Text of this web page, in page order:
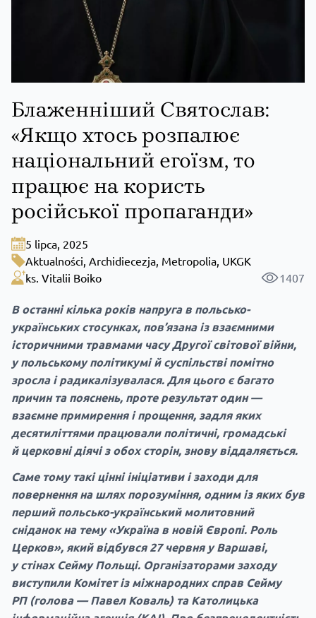
Блаженніший Святослав:
«Якщо хтось розпалює
національний егоїзм, то
працює на користь
російської пропаганди»
5 lipca, 2025
Aktualności, Archidiecezja, Metropolia, UKGK
ks. Vitalii Boiko
1407
В останні кілька років напруга в польсько-
українських стосунках, пов’язана із взаємними
історичними травмами часу Другої світової війни,
у польському політикумі й суспільстві помітно
зросла і радикалізувалася. Для цього є багато
причин та пояснень, проте результат один —
взаємне примирення і прощення, задля яких
десятиліттями працювали політичні, громадські
й церковні діячі з обох сторін, знову віддаляється.
Саме тому такі цінні ініціативи і заходи для
повернення на шлях порозуміння, одним із яких був
перший польсько-український молитовний
сніданок на тему «Україна в новій Європі. Роль
Церков», який відбувся 27 червня у Варшаві,
у стінах Сейму Польщі. Організаторами заходу
виступили Комітет із міжнародних справ Сейму
РП (голова — Павел Коваль) та Католицька